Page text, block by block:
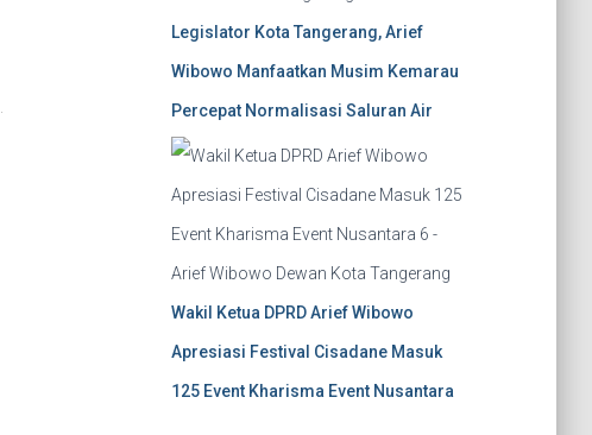
Legislator Kota Tangerang, Arief
Wibowo Manfaatkan Musim Kemarau
Percepat Normalisasi Saluran Air
Wakil Ketua DPRD Arief Wibowo
Apresiasi Festival Cisadane Masuk
125 Event Kharisma Event Nusantara